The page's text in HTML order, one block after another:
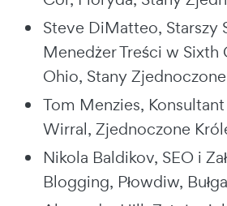
Steve DiMatteo, Starszy
Menedżer Treści w
Ohio, Stany Zjednoczone
Tom Menzies,
Wirral, Zjednoczone
Nikola Baldikov, SEO i
Blogging, Płowdiw,